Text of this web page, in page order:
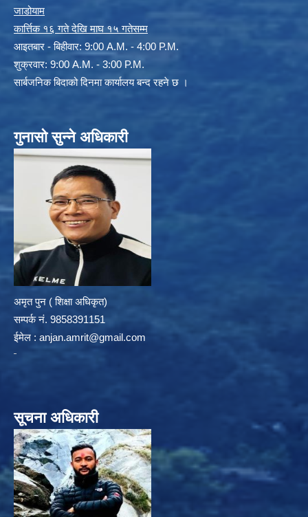
जाडोयाम
कार्त्तिक १६ गते देखि माघ १५ गतेसम्म
आइतबार - बिहीवार: 9:00 A.M. - 4:00 P.M.
शुक्रवार: 9:00 A.M. - 3:00 P.M.
सार्बजनिक बिदाको दिनमा कार्यालय बन्द रहने छ ।
गुनासो सुन्ने अधिकारी
अमृत पुन ( शिक्षा अधिकृत)
सम्पर्क न‌ं. 9858391151
ईमेल : anjan.amrit@gmail.com
सूचना अधिकारी